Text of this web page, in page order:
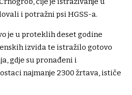
i potražni psi HGSS-a.
je u proteklih deset godine
izvida te istražilo gotovo
gdje su pronađeni i
najmanje 2300 žrtava, ističe